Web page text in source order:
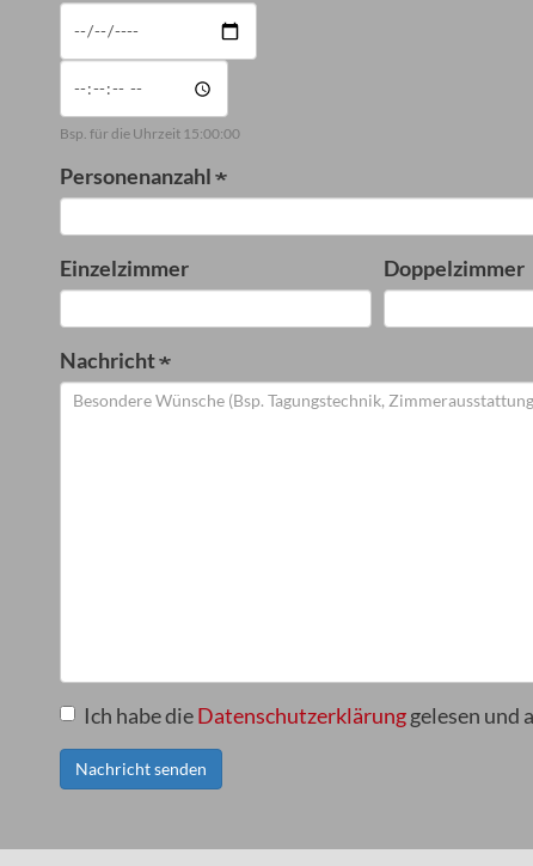
Bsp. für die Uhrzeit 15:00:00
Personenanzahl
Einzelzimmer Doppelzimmer
Nachricht
Ich habe dieDatenschutzerklärunggelesen und
Nachricht senden